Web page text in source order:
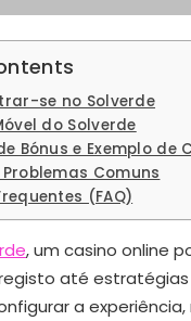
se no Solverde
do Solverde
Bónus e Exemplo de
Comuns
(FAQ)
, um casino online
até
a